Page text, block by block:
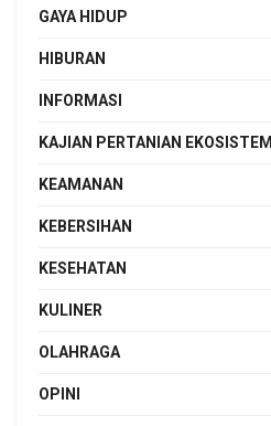
GAYA HIDUP
HIBURAN
INFORMASI
KAJIAN PERTANIAN EKOSISTEM
KEAMANAN
KEBERSIHAN
KESEHATAN
KULINER
OLAHRAGA
OPINI